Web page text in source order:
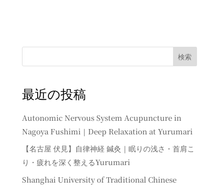
検索
最近の投稿
Autonomic Nervous System Acupuncture in
Nagoya Fushimi｜Deep Relaxation at Yurumari
【名古屋 伏見】自律神経 鍼灸｜眠りの浅さ・首肩こ
り・疲れを深く整えるYurumari
Shanghai University of Traditional Chinese